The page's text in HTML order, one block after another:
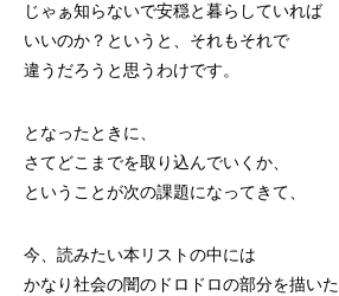
じゃぁ知らないで安穏と暮らしていれば
いいのか？というと、それもそれで
違うだろうと思うわけです。
となったときに、
さてどこまでを取り込んでいくか、
ということが次の課題になってきて、
今、読みたい本リストの中には
かなり社会の闇のドロドロの部分を描いた